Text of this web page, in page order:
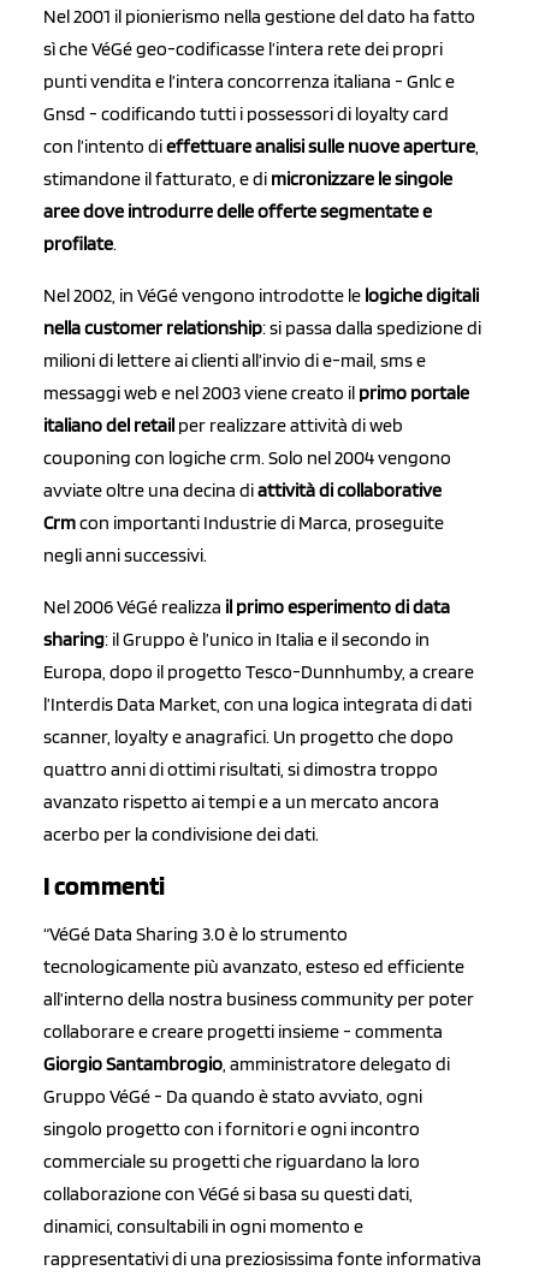
Nel 2001 il pionierismo nella gestione del dato ha fatto
sì che VéGé geo-codificasse l’intera rete dei propri
punti vendita e l’intera concorrenza italiana - Gnlc e
Gnsd - codificando tutti i possessori di loyalty card
con l’intento dieffettuare analisi sulle nuove aperture,
stimandone il fatturato, e di micronizzare le singole
aree dove introdurre delle offerte segmentate e
profilate.
Nel 2002, in VéGé vengono introdotte le logiche digitali
nella customer relationship: si passa dalla spedizione di
milioni di lettere ai clienti all’invio di e-mail, sms e
messaggi web e nel 2003 viene creato il primo portale
italiano del retail per realizzare attività di web
couponing con logiche crm. Solo nel 2004 vengono
avviate oltre una decina diattività di collaborative
Crmcon importanti Industrie di Marca, proseguite
negli anni successivi.
Nel 2006 VéGé realizza il primo esperimento di data
sharing: il Gruppo è l’unico in Italia e il secondo in
Europa, dopo il progetto Tesco-Dunnhumby, a creare
l’Interdis Data Market, con una logica integrata di dati
scanner, loyalty e anagrafici. Un progetto che dopo
quattro anni di ottimi risultati, si dimostra troppo
avanzato rispetto ai tempi e a un mercato ancora
acerbo per la condivisione dei dati.
I commenti
“VéGé Data Sharing 3.0 è lo strumento
tecnologicamente più avanzato, esteso ed efficiente
all’interno della nostra business community per poter
collaborare e creare progetti insieme - commenta
Giorgio Santambrogio , amministratore delegato di
Gruppo VéGé - Da quando è stato avviato, ogni
singolo progetto con i fornitori e ogni incontro
commerciale su progetti che riguardano la loro
collaborazione con VéGé si basa su questi dati,
dinamici, consultabili in ogni momento e
rappresentativi di una preziosissima fonte informativa